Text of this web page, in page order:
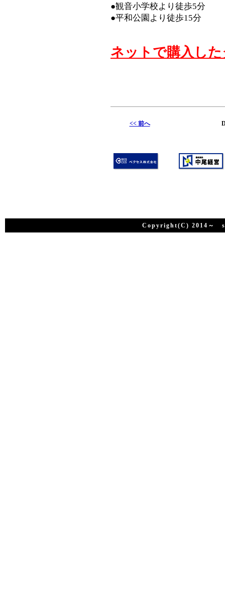
●観音小学校より徒歩5分
●平和公園より徒歩15分
ネットで購入し
<< 前へ
Copyright(C) 2014～